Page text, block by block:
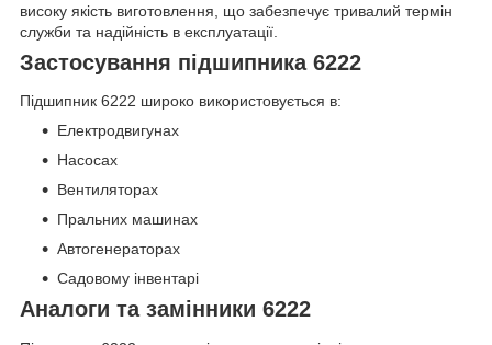
високу якість виготовлення, що забезпечує тривалий термін
служби та надійність в експлуатації.
Застосування підшипника 6222
Підшипник 6222 широко використовується в:
Електродвигунах
Насосах
Вентиляторах
Пральних машинах
Автогенераторах
Садовому інвентарі
Аналоги та замінники 6222